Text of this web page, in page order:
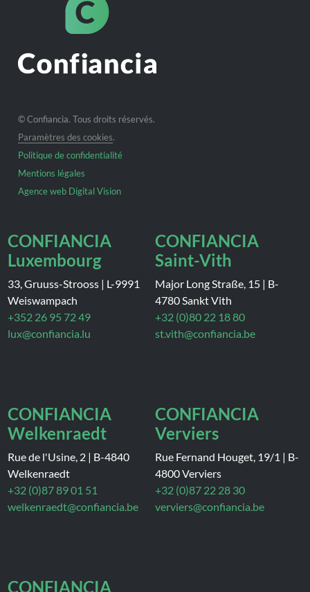
© Confiancia. Tous droits réservés.
Paramètres des cookies.
Politique de confidentialité
Mentions légales
Agence web Digital Vision
CONFIANCIA
Luxembourg
33, Gruuss-Strooss | L-9991
Weiswampach
+352 26 95 72 49
lux@confiancia.lu
CONFIANCIA
Saint-Vith
Major Long Straße, 15 | B-
4780 Sankt Vith
+32 (0)80 22 18 80
st.vith@confiancia.be
CONFIANCIA
Welkenraedt
Rue de l'Usine, 2 | B-4840
Welkenraedt
+32 (0)87 89 01 51
welkenraedt@confiancia.be
CONFIANCIA
Verviers
Rue Fernand Houget, 19/1 | B-
4800 Verviers
+32 (0)87 22 28 30
verviers@confiancia.be
CONFIANCIA